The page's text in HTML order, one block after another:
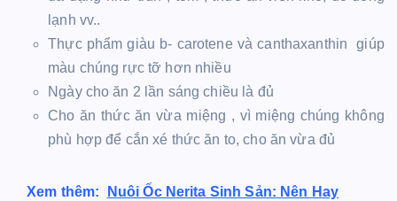
lạnh vv..
Thực phẩm giàu b- carotene và canthaxanthin giúp
màu chúng rực tỡ hơn nhiều
Ngày cho ăn 2 lần sáng chiều là đủ
Cho ăn thức ăn vừa miệng , vì miệng chúng không
phù hợp để cắn xé thức ăn to, cho ăn vừa đủ
Xem thêm:
Nuôi Ốc Nerita Sinh Sản: Nên Hay